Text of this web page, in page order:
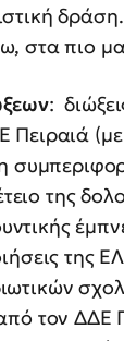
στα πιο
:
Πειραιά
της
της
τον ΔΔΕ